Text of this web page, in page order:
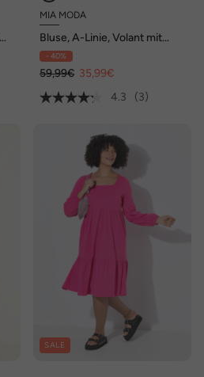
MIA MODA
Bluse, A-Linie, Volant mit
Blütenmuster
- 40%
59,99€ 35,99€
4.3
(3)
SALE